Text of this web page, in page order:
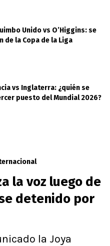
Unido vs O’Higgins: se
de la Copa de la Liga
vs Inglaterra: ¿quién se
puesto del Mundial 2026?
la voz luego de
detenido por
la Joya